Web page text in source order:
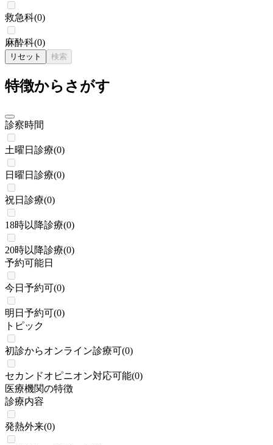
救急科(0)
麻酔科(0)
リセット 検索
特徴からさがす
診察時間
土曜日診療(0)
日曜日診療(0)
祝日診療(0)
18時以降診療(0)
20時以降診療(0)
予約可能日
今日予約可(0)
明日予約可(0)
トピック
初診からオンライン診療可(0)
セカンドオピニオン対応可能(0)
医療機関の特徴
診療内容
発熱外来(0)